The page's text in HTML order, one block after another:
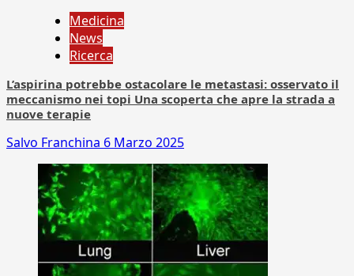
Medicina
News
Ricerca
L’aspirina potrebbe ostacolare le metastasi: osservato il
meccanismo nei topi Una scoperta che apre la strada a
nuove terapie
Salvo Franchina 6 Marzo 2025